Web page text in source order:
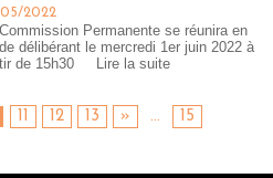
2022
Permanente se réunira en
délibérant le mercredi 1er juin 2022 à
de 15h30
Lire la suite
11 12 13 » ... 15